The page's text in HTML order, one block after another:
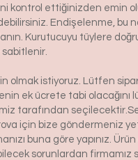
kontrol ettiğinizden emin
Endişelenme, bu
Kurutucuyu tüylere
sabitlenir.
olmak istiyoruz. Lütfen
ek ücrete tabi olacağını
tarafından
için bize göndermeniz
buna göre yapınız.
sorunlardan firmamız